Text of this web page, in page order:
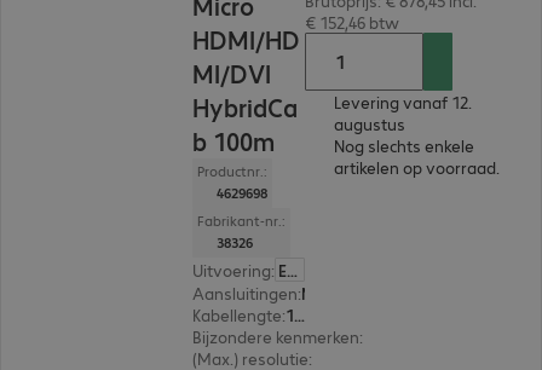
HDMI/HD
MI/DVI
HybridCa
b 100m
Productnr.:
4629698
Fabrikant-nr.:
38326
Uitvoering: Europa
Aansluitingen:
Kabellengte: 100 m
Bijzondere kenmerken:
(Max.) resolutie:
€ 152,46 btw
Levering vanaf 12.
augustus
Nog slechts enkele
artikelen op voorraad.